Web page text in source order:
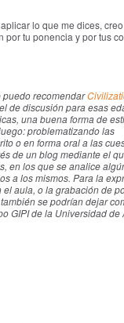
lo que me dices,
tu ponencia y por tus
puedo recomendar
de discusión para esas
una buena forma de
problematizando las
o en forma oral a las
de un blog mediante el
en los que se analice
a los mismos. Para la
aula, o la grabación de
se podrían dejar
GIPI de la Universidad de